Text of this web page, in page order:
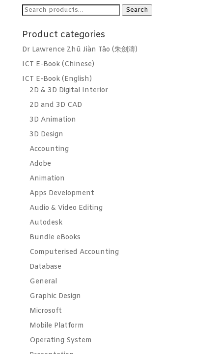
Search
Search
Product categories
Dr Lawrence Zhū Jiàn Tāo (朱劍濤)
ICT E-Book (Chinese)
ICT E-Book (English)
2D & 3D Digital Interior
2D and 3D CAD
3D Animation
3D Design
Accounting
Adobe
Animation
Apps Development
Audio & Video Editing
Autodesk
Bundle eBooks
Computerised Accounting
Database
General
Graphic Design
Microsoft
Mobile Platform
Operating System